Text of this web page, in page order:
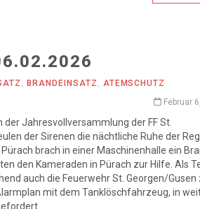
,BRANDEINSATZ
ATEMSCHUTZ
Februar
Jahresvollversammlung der FF St.
der Sirenen die nächtliche Ruhe der
brach in einer Maschinenhalle ein
den Kameraden in Pürach zur Hilfe. Als
auch die Feuerwehr St. Georgen/Gusen
mit dem Tanklöschfahrzeug, in